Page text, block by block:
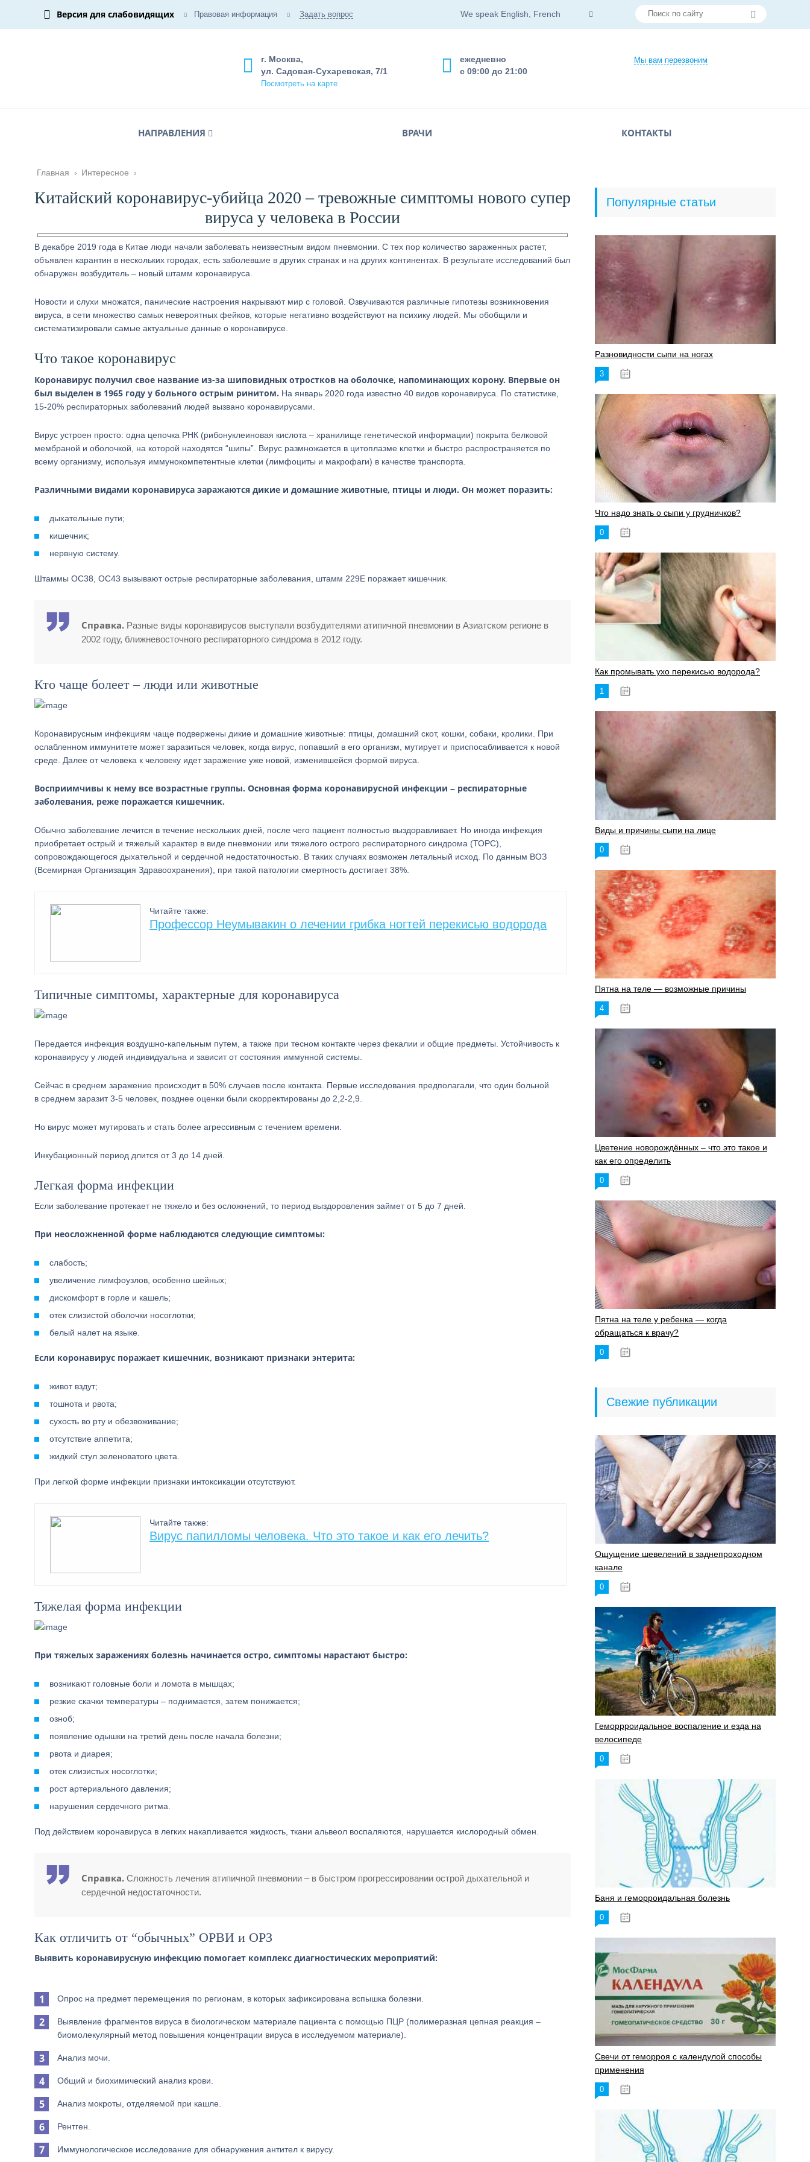
Версия для слабовидящих Правовая информация Задать вопрос We speak English, French
Мы вам перезвоним
ежедневно
с 09:00 до 21:00
г. Москва,
ул. Садовая-Сухаревская, 7/1
Посмотреть на карте
НАПРАВЛЕНИЯ ВРАЧИ КОНТАКТЫ
Главная › Интересное ›
Китайский коронавирус-убийца 2020 – тревожные симптомы нового супер
вируса у человека в России
В декабре 2019 года в Китае люди начали заболевать неизвестным видом пневмонии. С тех пор количество зараженных растет,
объявлен карантин в нескольких городах, есть заболевшие в других странах и на других континентах. В результате исследований был
обнаружен возбудитель – новый штамм коронавируса.
Новости и слухи множатся, панические настроения накрывают мир с головой. Озвучиваются различные гипотезы возникновения
вируса, в сети множество самых невероятных фейков, которые негативно воздействуют на психику людей. Мы обобщили и
систематизировали самые актуальные данные о коронавирусе.
Что такое коронавирус
Коронавирус получил свое название из-за шиповидных отростков на оболочке, напоминающих корону. Впервые он
был выделен в 1965 году у больного острым ринитом. На январь 2020 года известно 40 видов коронавируса. По статистике,
15-20% респираторных заболеваний людей вызвано коронавирусами.
Вирус устроен просто: одна цепочка РНК (рибонуклеиновая кислота – хранилище генетической информации) покрыта белковой
мембраной и оболочкой, на которой находятся “шипы”. Вирус размножается в цитоплазме клетки и быстро распространяется по
всему организму, используя иммунокомпетентные клетки (лимфоциты и макрофаги) в качестве транспорта.
Различными видами коронавируса заражаются дикие и домашние животные, птицы и люди. Он может поразить:
дыхательные пути;
кишечник;
нервную систему.
Штаммы OC38, OC43 вызывают острые респираторные заболевания, штамм 229Е поражает кишечник.
Справка. Разные виды коронавирусов выступали возбудителями атипичной пневмонии в Азиатском регионе в
2002 году, ближневосточного респираторного синдрома в 2012 году.
Кто чаще болеет – люди или животные
Коронавирусным инфекциям чаще подвержены дикие и домашние животные: птицы, домашний скот, кошки, собаки, кролики. При
ослабленном иммунитете может заразиться человек, когда вирус, попавший в его организм, мутирует и приспосабливается к новой
среде. Далее от человека к человеку идет заражение уже новой, изменившейся формой вируса.
Восприимчивы к нему все возрастные группы. Основная форма коронавирусной инфекции – респираторные
заболевания, реже поражается кишечник.
Обычно заболевание лечится в течение нескольких дней, после чего пациент полностью выздоравливает. Но иногда инфекция
приобретает острый и тяжелый характер в виде пневмонии или тяжелого острого респираторного синдрома (ТОРС),
сопровождающегося дыхательной и сердечной недостаточностью. В таких случаях возможен летальный исход. По данным ВОЗ
(Всемирная Организация Здравоохранения), при такой патологии смертность достигает 38%.
Читайте также:
Профессор Неумывакин о лечении грибка ногтей перекисью водорода
Типичные симптомы, характерные для коронавируса
Передается инфекция воздушно-капельным путем, а также при тесном контакте через фекалии и общие предметы. Устойчивость к
коронавирусу у людей индивидуальна и зависит от состояния иммунной системы.
Сейчас в среднем заражение происходит в 50% случаев после контакта. Первые исследования предполагали, что один больной
в среднем заразит 3-5 человек, позднее оценки были скорректированы до 2,2-2,9.
Но вирус может мутировать и стать более агрессивным с течением времени.
Инкубационный период длится от 3 до 14 дней.
Легкая форма инфекции
Если заболевание протекает не тяжело и без осложнений, то период выздоровления займет от 5 до 7 дней.
При неосложненной форме наблюдаются следующие симптомы:
слабость;
увеличение лимфоузлов, особенно шейных;
дискомфорт в горле и кашель;
отек слизистой оболочки носоглотки;
белый налет на языке.
Если коронавирус поражает кишечник, возникают признаки энтерита:
живот вздут;
тошнота и рвота;
сухость во рту и обезвоживание;
отсутствие аппетита;
жидкий стул зеленоватого цвета.
При легкой форме инфекции признаки интоксикации отсутствуют.
Читайте также:
Вирус папилломы человека. Что это такое и как его лечить?
Тяжелая форма инфекции
При тяжелых заражениях болезнь начинается остро, симптомы нарастают быстро:
возникают головные боли и ломота в мышцах;
резкие скачки температуры – поднимается, затем понижается;
озноб;
появление одышки на третий день после начала болезни;
рвота и диарея;
отек слизистых носоглотки;
рост артериального давления;
нарушения сердечного ритма.
Под действием коронавируса в легких накапливается жидкость, ткани альвеол воспаляются, нарушается кислородный обмен.
Справка. Сложность лечения атипичной пневмонии – в быстром прогрессировании острой дыхательной и
сердечной недостаточности.
Как отличить от “обычных” ОРВИ и ОРЗ
Выявить коронавирусную инфекцию помогает комплекс диагностических мероприятий:
Опрос на предмет перемещения по регионам, в которых зафиксирована вспышка болезни.
Выявление фрагментов вируса в биологическом материале пациента с помощью ПЦР (полимеразная цепная реакция –
биомолекулярный метод повышения концентрации вируса в исследуемом материале).
Анализ мочи.
Общий и биохимический анализ крови.
Анализ мокроты, отделяемой при кашле.
Рентген.
Иммунологическое исследование для обнаружения антител к вирусу.
Популярные статьи
Разновидности сыпи на ногах
3
Что надо знать о сыпи у грудничков?
0
Как промывать ухо перекисью водорода?
1
Виды и причины сыпи на лице
0
Пятна на теле — возможные причины
4
Цветение новорождённых – что это такое и
как его определить
0
Пятна на теле у ребенка — когда
обращаться к врачу?
0
Свежие публикации
Ощущение шевелений в заднепроходном
канале
0
Геморрроидальное воспаление и езда на
велосипеде
0
Баня и геморроидальная болезнь
0
Свечи от геморроя с календулой способы
применения
0